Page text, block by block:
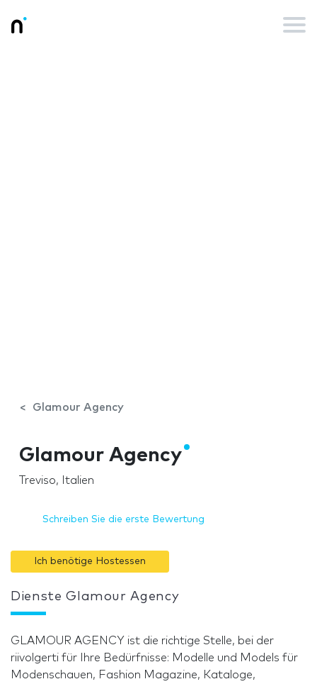
Glamour Agency
Glamour Agency
Treviso, Italien
Schreiben Sie die erste Bewertung
Ich benötige Hostessen
Dienste Glamour Agency
GLAMOUR AGENCY ist die richtige Stelle, bei der
riivolgerti für Ihre Bedürfnisse: Modelle und Models für
Modenschauen, Fashion Magazine, Kataloge,